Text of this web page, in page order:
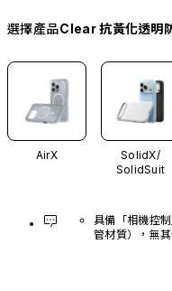
選擇產品Clear 抗黃化透明
AirX
SolidX/
SolidSuit
具備「相機控
管材質），無